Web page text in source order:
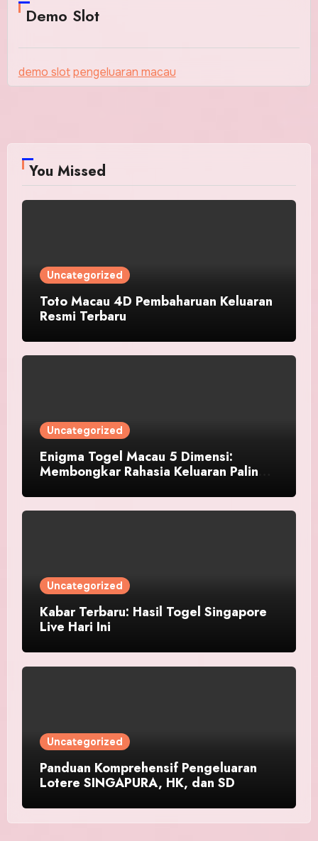
Demo Slot
demo slot pengeluaran macau
You Missed
Uncategorized
Toto Macau 4D Pembaharuan Keluaran
Resmi Terbaru
Uncategorized
Enigma Togel Macau 5 Dimensi:
Membongkar Rahasia Keluaran Paling
Uncategorized
Kabar Terbaru: Hasil Togel Singapore
Live Hari Ini
Uncategorized
Panduan Komprehensif Pengeluaran
Lotere SINGAPURA, HK, dan SD